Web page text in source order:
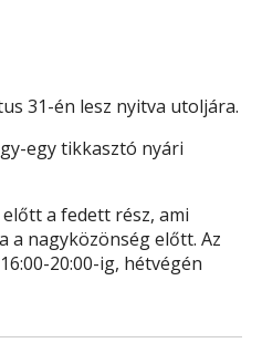
31-én lesz nyitva utoljára.
egy tikkasztó nyári
a fedett rész, ami
a nagyközönség előtt. Az
20:00-ig, hétvégén